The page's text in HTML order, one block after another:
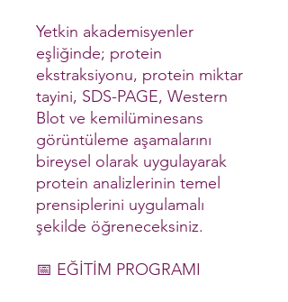
Yetkin akademisyenler
eşliğinde; protein
ekstraksiyonu, protein miktar
tayini, SDS-PAGE, Western
Blot ve kemilüminesans
görüntüleme aşamalarını
bireysel olarak uygulayarak
protein analizlerinin temel
prensiplerini uygulamalı
şekilde öğreneceksiniz.
📅 EĞİTİM PROGRAMI